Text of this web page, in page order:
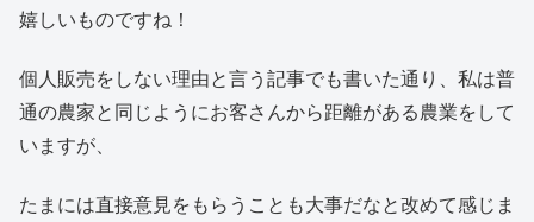
嬉しいものですね！
個人販売をしない理由と言う記事でも書いた通り、私は普
通の農家と同じようにお客さんから距離がある農業をして
いますが、
たまには直接意見をもらうことも大事だなと改めて感じま